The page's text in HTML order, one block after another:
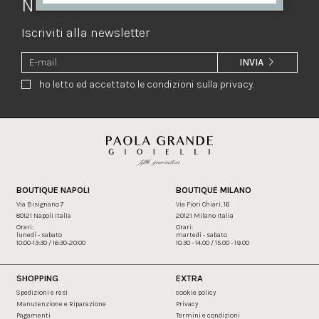
Newsletter
Iscriviti alla newsletter
ho letto ed accettato le condizioni sulla privacy.
INVIA
BOUTIQUE NAPOLI
Via Bisignano 7
80121 Napoli Italia
Orari:
lunedì - sabato
10:00-13:30 / 16:30-20:00
BOUTIQUE MILANO
Via Fiori Chiari, 16
20121 Milano Italia
Orari:
martedi - sabato
10.30 - 14.00 / 15.00 - 19.00
SHOPPING
Spedizioni e resi
Manutenzione e Riparazione
Pagamenti
EXTRA
cookie policy
Privacy
Termini e condizioni